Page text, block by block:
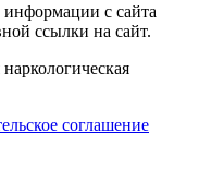
с сайта
ссылки на сайт.
соглашение